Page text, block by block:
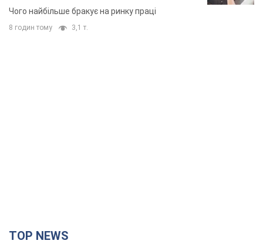
Чого найбільше бракує на ринку праці
8 годин тому 3,1 т.
TOP NEWS